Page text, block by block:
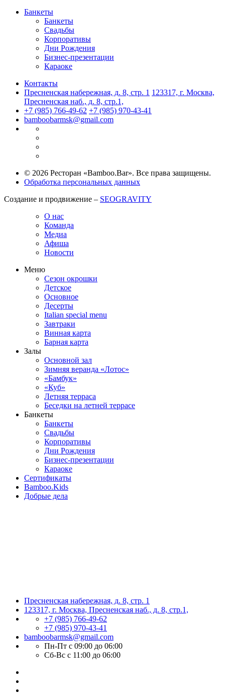
Банкеты
Банкеты
Свадьбы
Корпоративы
Дни Рождения
Бизнес-презентации
Караоке
Контакты
Пресненская набережная, д. 8, стр. 1 123317, г. Москва,
Пресненская наб., д. 8, стр.1,
+7 (985) 766-49-62 +7 (985) 970-43-41
bamboobarmsk@gmail.com
© 2026 Ресторан «Bamboo.Bar». Все права защищены.
Обработка персональных данных
Создание и продвижение – SEOGRAVITY
О нас
Команда
Медиа
Афиша
Новости
Меню
Сезон окрошки
Детское
Основное
Десерты
Italian special menu
Завтраки
Винная карта
Барная карта
Залы
Основной зал
Зимняя веранда «Лотос»
«Бамбук»
«Куб»
Летняя терраса
Беседки на летней террасе
Банкеты
Банкеты
Свадьбы
Корпоративы
Дни Рождения
Бизнес-презентации
Караоке
Сертификаты
Bamboo.Kids
Добрые дела
Пресненская набережная, д. 8, стр. 1
123317, г. Москва, Пресненская наб., д. 8, стр.1,
+7 (985) 766-49-62
+7 (985) 970-43-41
bamboobarmsk@gmail.com
Пн-Пт с 09:00 до 06:00
Сб-Вс с 11:00 до 06:00